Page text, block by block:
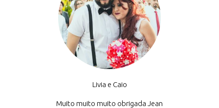
Livia e Caio
Muito muito muito obrigada Jean